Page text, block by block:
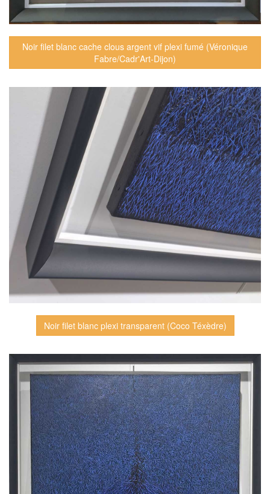
Noir filet blanc cache clous argent vif plexi fumé (Véronique
Fabre/Cadr'Art-Dijon)
Noir filet blanc plexi transparent (Coco Téxèdre)